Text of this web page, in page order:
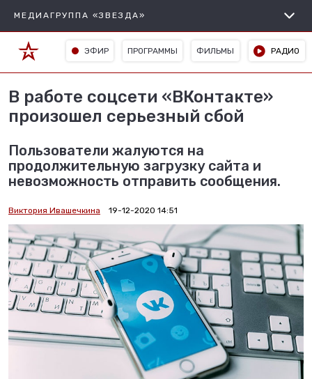
МЕДИАГРУППА «ЗВЕЗДА»
ЭФИР ПРОГРАММЫ ФИЛЬМЫ РАДИО
В работе соцсети «ВКонтакте»
произошел серьезный сбой
Пользователи жалуются на
продолжительную загрузку сайта и
невозможность отправить сообщения.
Виктория Ивашечкина 19-12-2020 14:51